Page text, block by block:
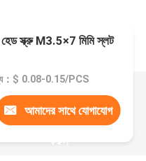
স্ক্রু M3.5×7 মিমি স্লট
：$ 0.08-0.15/PCS
আমাদের সাথে যোগাযোগ
করুন